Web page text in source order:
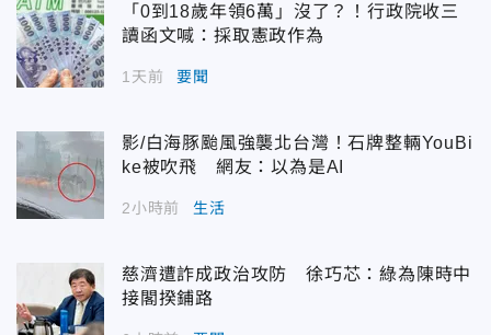
「0到18歲年領6萬」沒了？！行政院收三
讀函文喊：採取憲政作為
1天前 要聞
影/白海豚颱風強襲北台灣！石牌整輛YouBi
ke被吹飛 網友：以為是AI
2小時前 生活
慈濟遭詐成政治攻防 徐巧芯：綠為陳時中
接閣揆鋪路